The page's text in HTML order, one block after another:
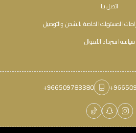
اتصل بنا
المستهلك الخاصة بالشحن والتوصيل
سياسة استرداد الأموال
+966509783380